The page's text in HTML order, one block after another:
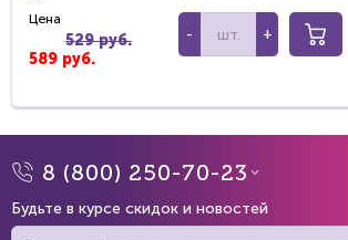
Цена
529 руб.
589 руб.
- +
8 (800) 250-70-23
Будьте в курсе скидок и новостей